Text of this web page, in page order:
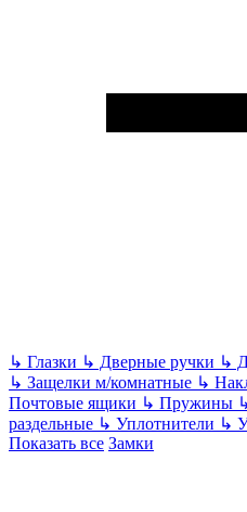
↳ Глазки ↳ Дверные ручки ↳
↳ Защелки м/комнатные ↳
Почтовые ящики ↳ Пружины
раздельные ↳ Уплотнители ↳
Показать все Замки